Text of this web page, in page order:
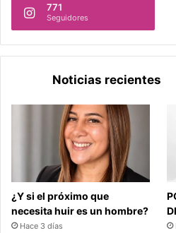
771
Seguidores
Noticias recientes
¿Y si el próximo que
necesita huir es un hombre?
Hace 3 días